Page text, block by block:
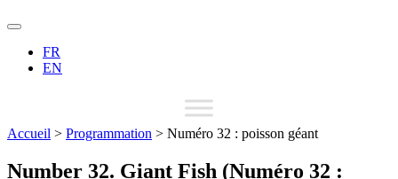
FR
EN
Accueil > Programmation > Numéro 32 : poisson géant
Number 32. Giant Fish (Numéro 32 :